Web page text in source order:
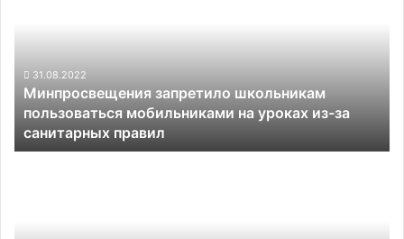
уроках
из-
за
санитарных
правил
31.08.2022
Минпросвещения запретило школьникам
пользоваться мобильниками на уроках из-за
санитарных правил